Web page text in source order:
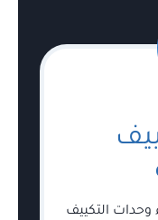
وحدات التكييف